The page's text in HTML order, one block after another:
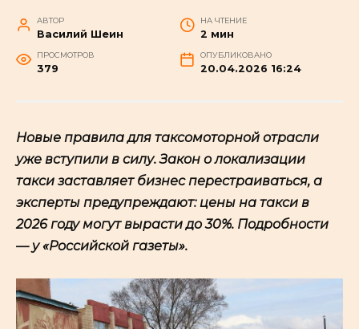
АВТОР
Василий Шеин
НА ЧТЕНИЕ
2 мин
ПРОСМОТРОВ
379
ОПУБЛИКОВАНО
20.04.2026 16:24
Новые правила для таксомоторной отрасли
уже вступили в силу. Закон о локализации
такси заставляет бизнес перестраиваться, а
эксперты предупреждают: цены на такси в
2026 году могут вырасти до 30%. Подробности
— у «Российской газеты».